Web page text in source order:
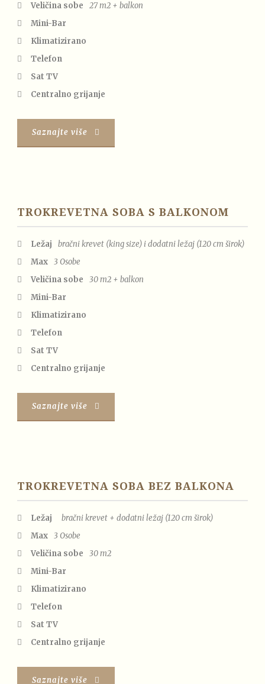
Veličina sobe
27 m2 + balkon
Mini-Bar
Klimatizirano
Telefon
Sat TV
Centralno grijanje
Saznajte više
TROKREVETNA SOBA S BALKONOM
Ležaj
bračni krevet (king size) i dodatni ležaj (120 cm širok)
Max 3 Osobe
Veličina sobe
30 m2 + balkon
Mini-Bar
Klimatizirano
Telefon
Sat TV
Centralno grijanje
Saznajte više
TROKREVETNA SOBA BEZ BALKONA
Ležaj
bračni krevet + dodatni ležaj (120 cm širok)
Max 3 Osobe
Veličina sobe
30 m2
Mini-Bar
Klimatizirano
Telefon
Sat TV
Centralno grijanje
Saznajte više